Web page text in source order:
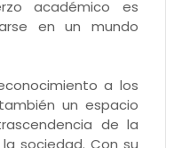
académico es
en un mundo
a los
un espacio
de la
sociedad. Con su